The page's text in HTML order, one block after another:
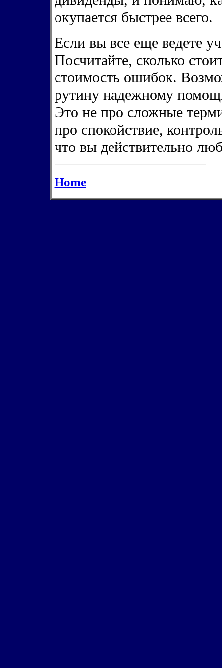
окупается быстрее всего.
Если вы все еще ведете
Посчитайте, сколько
стоимость ошибок.
рутину надежному
Это не про сложные
про спокойствие,
что вы действительно
Home